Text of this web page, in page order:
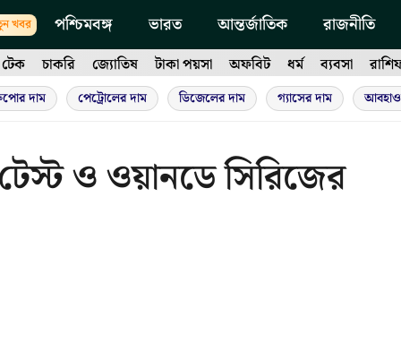
খবর পশ্চিমবঙ্গ ভারত আন্তর্জাতিক রাজনীতি
টেক চাকরি জ্যোতিষ টাকা পয়সা অফবিট ধর্ম ব্যবসা
দাম পেট্রোলের দাম ডিজেলের দাম গ্যাসের দাম
ও ওয়ানডে সিরিজের